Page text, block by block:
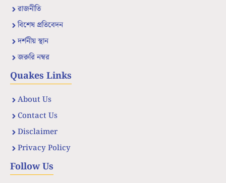
রাজনীতি
বিশেষ প্রতিবেদন
দর্শনীয় স্থান
জরুরি নম্বর
Quakes Links
About Us
Contact Us
Disclaimer
Privacy Policy
Follow Us